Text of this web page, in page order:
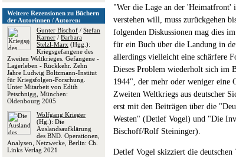
Weitere Rezensionen zu Büchern
der Autorinnen / Autoren:
Gunter Bischof / Stefan
Karner / Barbara
Stelzl-Marx (Hgg.):
Kriegsgefangene des
Zweiten Weltkrieges. Gefangene -
Lagerleben - Rückkehr. Zehn
Jahre Ludwig Boltzmann-Institut
für Kriegsfolgen-Forschung.
Unter Mitarbeit von Edith
Petschnigg, München:
Oldenbourg 2005
Wolfgang Krieger
(Hg.): Die
Auslandsaufklärung
des BND. Operationen,
Analysen, Netzwerke, Berlin: Ch.
Links Verlag 2021
"Wer die Lage an der 'Heimatfront'
verstehen will, muss zurückgehen
folgenden Diskussionen mag dies
für ein Buch über die Landung in
allerdings vielleicht eine schärfere
Dieses Problem wiederholt sich im
1944", der mehr oder weniger eine
Zweiten Weltkriegs aus deutscher
erst mit den Beiträgen über die
Westen" (Detlef Vogel) und "Die
Bischoff/Rolf Steininger).
Detlef Vogel skizziert die deutschen